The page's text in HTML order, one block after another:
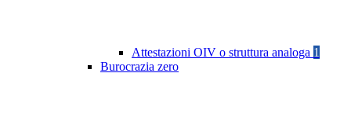
Attestazioni OIV o struttura analoga 1
Burocrazia zero